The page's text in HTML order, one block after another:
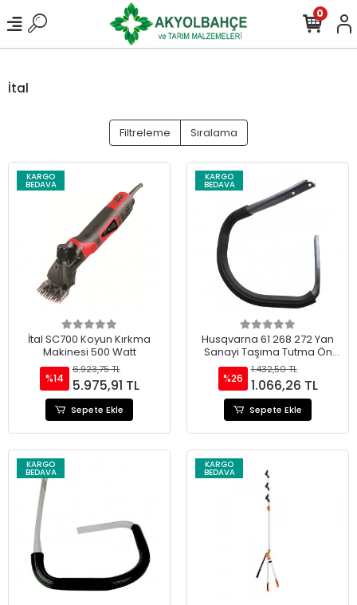
0
İtal
Filtreleme Sıralama
KARGO
BEDAVA
İtal SC700 Koyun Kırkma
Makinesi 500 Watt
%14
6.923,75 TL
5.975,91 TL
Sepete Ekle
KARGO
BEDAVA
Husqvarna 61 268 272 Yan
Sanayi Taşıma Tutma Ön
Kolu
%26
1.432,50 TL
1.066,26 TL
Sepete Ekle
KARGO
BEDAVA
KARGO
BEDAVA